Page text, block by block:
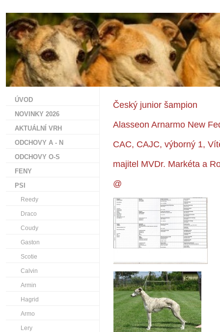
Český junior šampion
Alasseon Arnarmo New
CAC, CAJC, výborný 1,
majitel MVDr. Markéta a
@
ÚVOD
NOVINKY 2026
AKTUÁLNÍ VRH
ODCHOVY A - N
ODCHOVY O-S
FENY
PSI
Reedy
Draco
Coudy
Gaston
Scotie
Calvin
Armin
Hagrid
Armo
Lery